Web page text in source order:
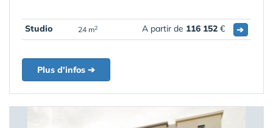
Studio 24 m2 A partir de 116 152 € ➔
Plus d'infos ➔